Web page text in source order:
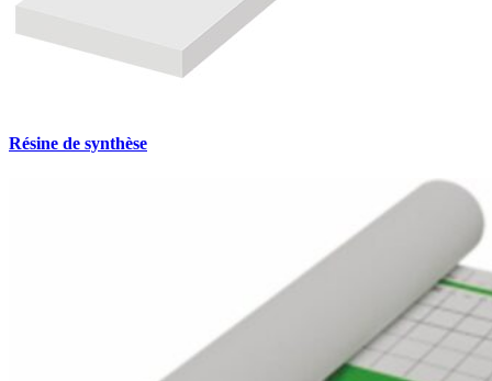
Résine de synthèse